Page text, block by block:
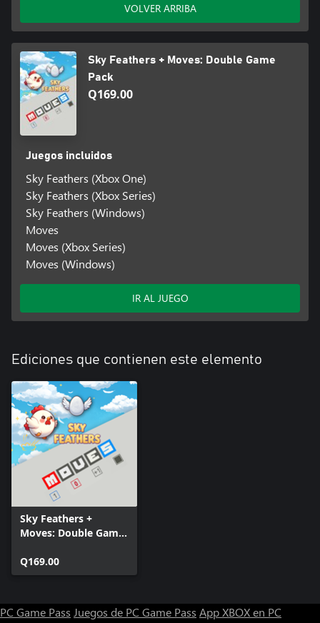
VOLVER ARRIBA
Sky Feathers + Moves: Double Game
Pack
Q169.00
Juegos incluidos
Sky Feathers (Xbox One)
Sky Feathers (Xbox Series)
Sky Feathers (Windows)
Moves
Moves (Xbox Series)
Moves (Windows)
IR AL JUEGO
Ediciones que contienen este elemento
Sky Feathers +
Moves: Double Game
Q169.00
PC Game Pass Juegos de PC Game Pass App XBOX en PC